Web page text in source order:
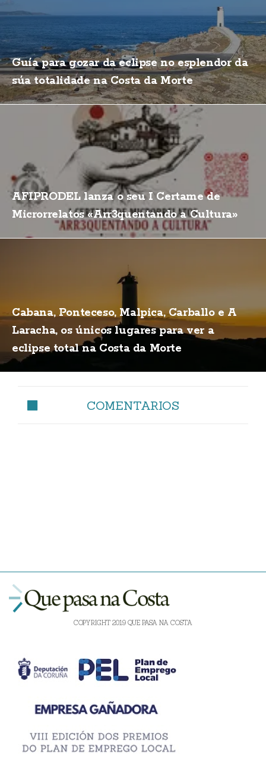
Guía para gozar da eclipse no esplendor da
súa totalidade na Costa da Morte
AFIPRODEL lanza o seu I Certame de
Microrrelatos «Arr3quentando a Cultura»
Cabana, Ponteceso, Malpica, Carballo e A
Laracha, os únicos lugares para ver a
eclipse total na Costa da Morte
COMENTARIOS
COPYRIGHT 2019 QUE PASA NA COSTA